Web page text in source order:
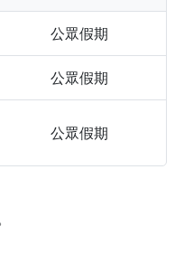
公眾假期
公眾假期
公眾假期